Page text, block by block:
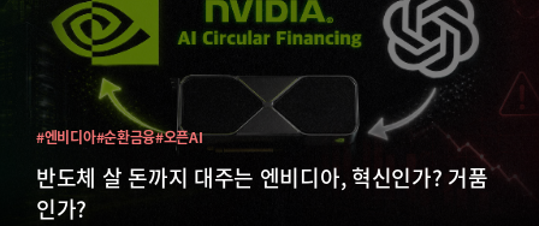
반도체 살 돈까지 대주는 엔비디아, 혁신인가? 거품
인가?
#엔비디아#순환금융#오픈AI